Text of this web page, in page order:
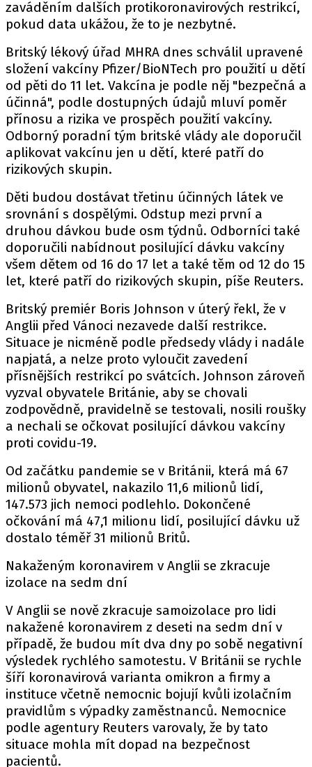
zaváděním dalších protikoronavirových restrikcí,
pokud data ukážou, že to je nezbytné.
Britský lékový úřad MHRA dnes schválil upravené
složení vakcíny Pfizer/BioNTech pro použití u dětí
od pěti do 11 let. Vakcína je podle něj "bezpečná a
účinná", podle dostupných údajů mluví poměr
přínosu a rizika ve prospěch použití vakcíny.
Odborný poradní tým britské vlády ale doporučil
aplikovat vakcínu jen u dětí, které patří do
rizikových skupin.
Děti budou dostávat třetinu účinných látek ve
srovnání s dospělými. Odstup mezi první a
druhou dávkou bude osm týdnů. Odborníci také
doporučili nabídnout posilující dávku vakcíny
všem dětem od 16 do 17 let a také těm od 12 do 15
let, které patří do rizikových skupin, píše Reuters.
Britský premiér Boris Johnson v úterý řekl, že v
Anglii před Vánoci nezavede další restrikce.
Situace je nicméně podle předsedy vlády i nadále
napjatá, a nelze proto vyloučit zavedení
přísnějších restrikcí po svátcích. Johnson zároveň
vyzval obyvatele Británie, aby se chovali
zodpovědně, pravidelně se testovali, nosili roušky
a nechali se očkovat posilující dávkou vakcíny
proti covidu-19.
Od začátku pandemie se v Británii, která má 67
milionů obyvatel, nakazilo 11,6 milionů lidí,
147.573 jich nemoci podlehlo. Dokončené
očkování má 47,1 milionu lidí, posilující dávku už
dostalo téměř 31 milionů Britů.
Nakaženým koronavirem v Anglii se zkracuje
izolace na sedm dní
V Anglii se nově zkracuje samoizolace pro lidi
nakažené koronavirem z deseti na sedm dní v
případě, že budou mít dva dny po sobě negativní
výsledek rychlého samotestu. V Británii se rychle
šíří koronavirová varianta omikron a firmy a
instituce včetně nemocnic bojují kvůli izolačním
pravidlům s výpadky zaměstnanců. Nemocnice
podle agentury Reuters varovaly, že by tato
situace mohla mít dopad na bezpečnost
pacientů.